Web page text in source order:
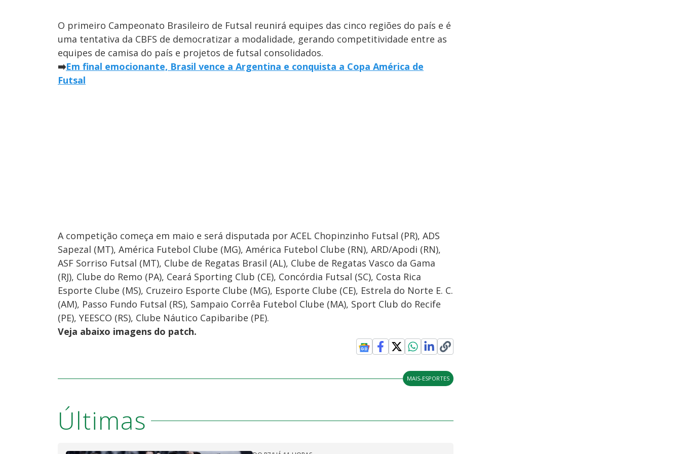
O primeiro Campeonato Brasileiro de Futsal reunirá equipes das cinco regiões do país e é
uma tentativa da CBFS de democratizar a modalidade, gerando competitividade entre as
equipes de camisa do país e projetos de futsal consolidados.
➡️Em final emocionante, Brasil vence a Argentina e conquista a Copa América de
Futsal
A competição começa em maio e será disputada por ACEL Chopinzinho Futsal (PR), ADS
Sapezal (MT), América Futebol Clube (MG), América Futebol Clube (RN), ARD/Apodi (RN),
ASF Sorriso Futsal (MT), Clube de Regatas Brasil (AL), Clube de Regatas Vasco da Gama
(RJ), Clube do Remo (PA), Ceará Sporting Club (CE), Concórdia Futsal (SC), Costa Rica
Esporte Clube (MS), Cruzeiro Esporte Clube (MG), Esporte Clube (CE), Estrela do Norte E. C.
(AM), Passo Fundo Futsal (RS), Sampaio Corrêa Futebol Clube (MA), Sport Club do Recife
(PE), YEESCO (RS), Clube Náutico Capibaribe (PE).
Veja abaixo imagens do patch.
MAIS-ESPORTES
Últimas